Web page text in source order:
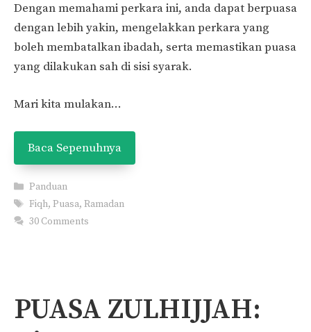
Dengan memahami perkara ini, anda dapat berpuasa
dengan lebih yakin, mengelakkan perkara yang
boleh membatalkan ibadah, serta memastikan puasa
yang dilakukan sah di sisi syarak.
Mari kita mulakan…
Baca Sepenuhnya
Categories
Panduan
Tags
Fiqh,Puasa,Ramadan
30 Comments
PUASA ZULHIJJAH: